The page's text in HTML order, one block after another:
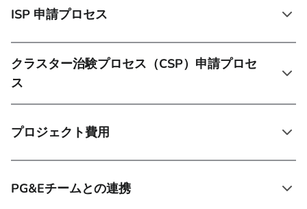
ISP 申請プロセス
クラスター治験プロセス（CSP）申請プロセ
ス
プロジェクト費用
PG&Eチームとの連携